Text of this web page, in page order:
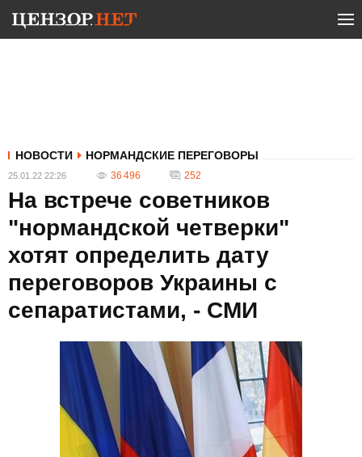
НОВОСТИ НОРМАНДСКИЕ ПЕРЕГОВОРЫ
25.01.22 22:26 36 496 252
На встрече советников
"нормандской четверки"
хотят определить дату
переговоров Украины с
сепаратистами, - СМИ